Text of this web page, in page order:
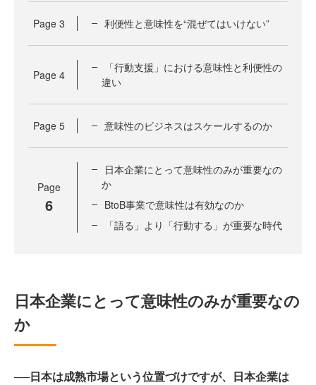
Page 3 利便性と意味性を“混ぜてはいけない”
Page 4
「行動支援」における意味性と利便性の
違い
Page 5 意味性のビジネスはスケールするのか
Page
6
日本企業にとって意味性のみが重要なの
か
BtoB事業で意味性は有効なのか
「語る」より「行動する」が重要な時代
日本企業にとって意味性のみが重要なの
か
──日本は成熟市場という位置づけですが、日本企業は